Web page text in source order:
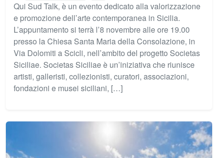
Qui Sud Talk, è un evento dedicato alla valorizzazione
e promozione dell’arte contemporanea in Sicilia.
L’appuntamento si terrà l’8 novembre alle ore 19.00
presso la Chiesa Santa Maria della Consolazione, in
Via Dolomiti a Scicli, nell’ambito del progetto Societas
Siciliae. Societas Siciliae è un’iniziativa che riunisce
artisti, galleristi, collezionisti, curatori, associazioni,
fondazioni e musei siciliani, […]